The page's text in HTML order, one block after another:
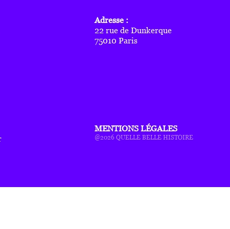
Adresse :
22 rue de Dunkerque
75010 Paris
MENTIONS LÉGALES
@2026 QUELLE BELLE HISTOIRE